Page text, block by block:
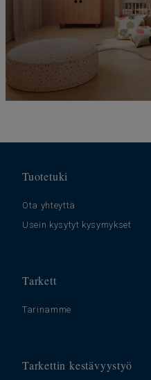
Tuotetuki
Ota yhteyttä
Usein kysytyt kysymykset
Tarkett
Tarinamme
Tarkettin kestävyystyö